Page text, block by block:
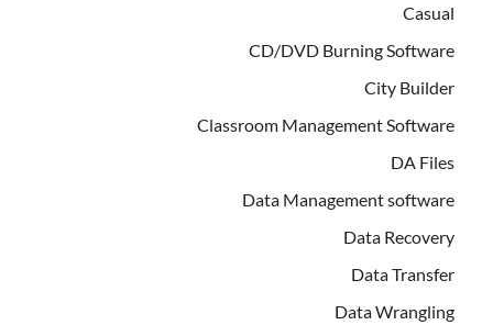
Casual
CD/DVD Burning Software
City Builder
Classroom Management Software
DA Files
Data Management software
Data Recovery
Data Transfer
Data Wrangling